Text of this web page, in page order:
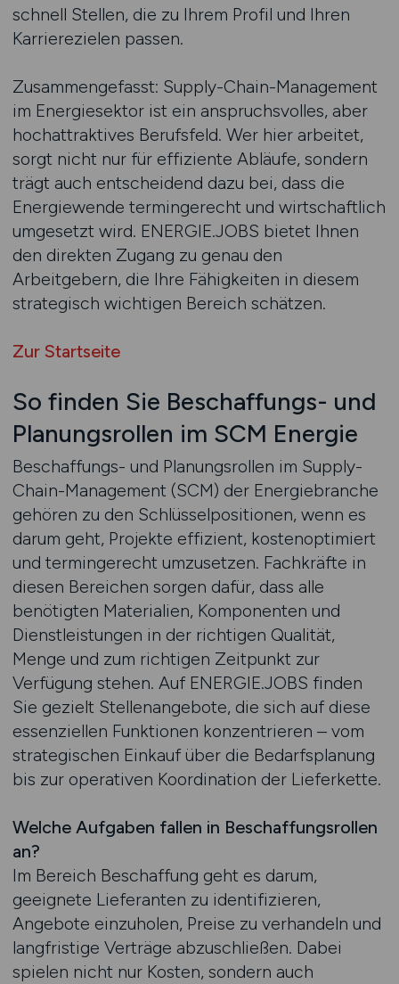
schnell Stellen, die zu Ihrem Profil und Ihren
Karrierezielen passen.
Zusammengefasst: Supply-Chain-Management
im Energiesektor ist ein anspruchsvolles, aber
hochattraktives Berufsfeld. Wer hier arbeitet,
sorgt nicht nur für effiziente Abläufe, sondern
trägt auch entscheidend dazu bei, dass die
Energiewende termingerecht und wirtschaftlich
umgesetzt wird. ENERGIE.JOBS bietet Ihnen
den direkten Zugang zu genau den
Arbeitgebern, die Ihre Fähigkeiten in diesem
strategisch wichtigen Bereich schätzen.
Zur Startseite
So finden Sie Beschaffungs- und
Planungsrollen im SCM Energie
Beschaffungs- und Planungsrollen im Supply-
Chain-Management (SCM) der Energiebranche
gehören zu den Schlüsselpositionen, wenn es
darum geht, Projekte effizient, kostenoptimiert
und termingerecht umzusetzen. Fachkräfte in
diesen Bereichen sorgen dafür, dass alle
benötigten Materialien, Komponenten und
Dienstleistungen in der richtigen Qualität,
Menge und zum richtigen Zeitpunkt zur
Verfügung stehen. Auf ENERGIE.JOBS finden
Sie gezielt Stellenangebote, die sich auf diese
essenziellen Funktionen konzentrieren – vom
strategischen Einkauf über die Bedarfsplanung
bis zur operativen Koordination der Lieferkette.
Welche Aufgaben fallen in Beschaffungsrollen
an?
Im Bereich Beschaffung geht es darum,
geeignete Lieferanten zu identifizieren,
Angebote einzuholen, Preise zu verhandeln und
langfristige Verträge abzuschließen. Dabei
spielen nicht nur Kosten, sondern auch